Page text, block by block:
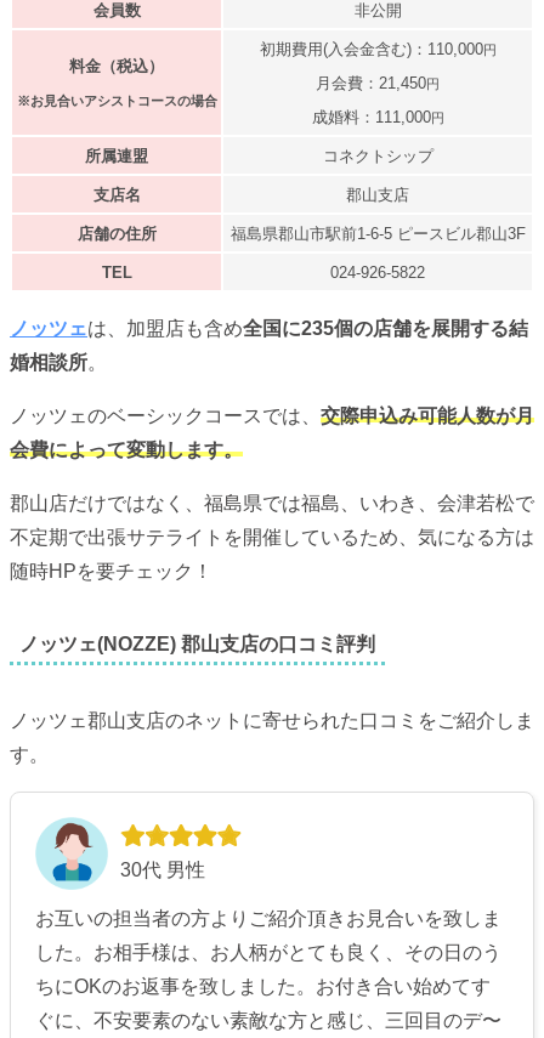
会員数 非公開
料金（税込）
※お見合いアシストコースの場合
初期費用(入会金含む)：110,000円
月会費：21,450円
成婚料：111,000円
所属連盟 コネクトシップ
支店名 郡山支店
店舗の住所 福島県郡山市駅前1-6-5 ピースビル郡山3F
TEL 024-926-5822
ノッツェは、加盟店も含め全国に235個の店舗を展開する結
婚相談所。
ノッツェのベーシックコースでは、 交際申込み可能人数が月
会費によって変動します。
郡山店だけではなく、福島県では福島、いわき、会津若松で
不定期で出張サテライトを開催しているため、気になる方は
随時HPを要チェック！
ノッツェ(NOZZE) 郡山支店の口コミ評判
ノッツェ郡山支店のネットに寄せられた口コミをご紹介しま
す。
30代 男性
お互いの担当者の方よりご紹介頂きお見合いを致しま
した。お相手様は、お人柄がとても良く、その日のう
ちにOKのお返事を致しました。お付き合い始めてす
ぐに、不安要素のない素敵な方と感じ、三回目のデ〜